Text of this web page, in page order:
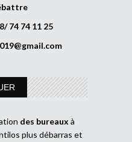
74 74 11 25
des bureaux à
plus débarras et